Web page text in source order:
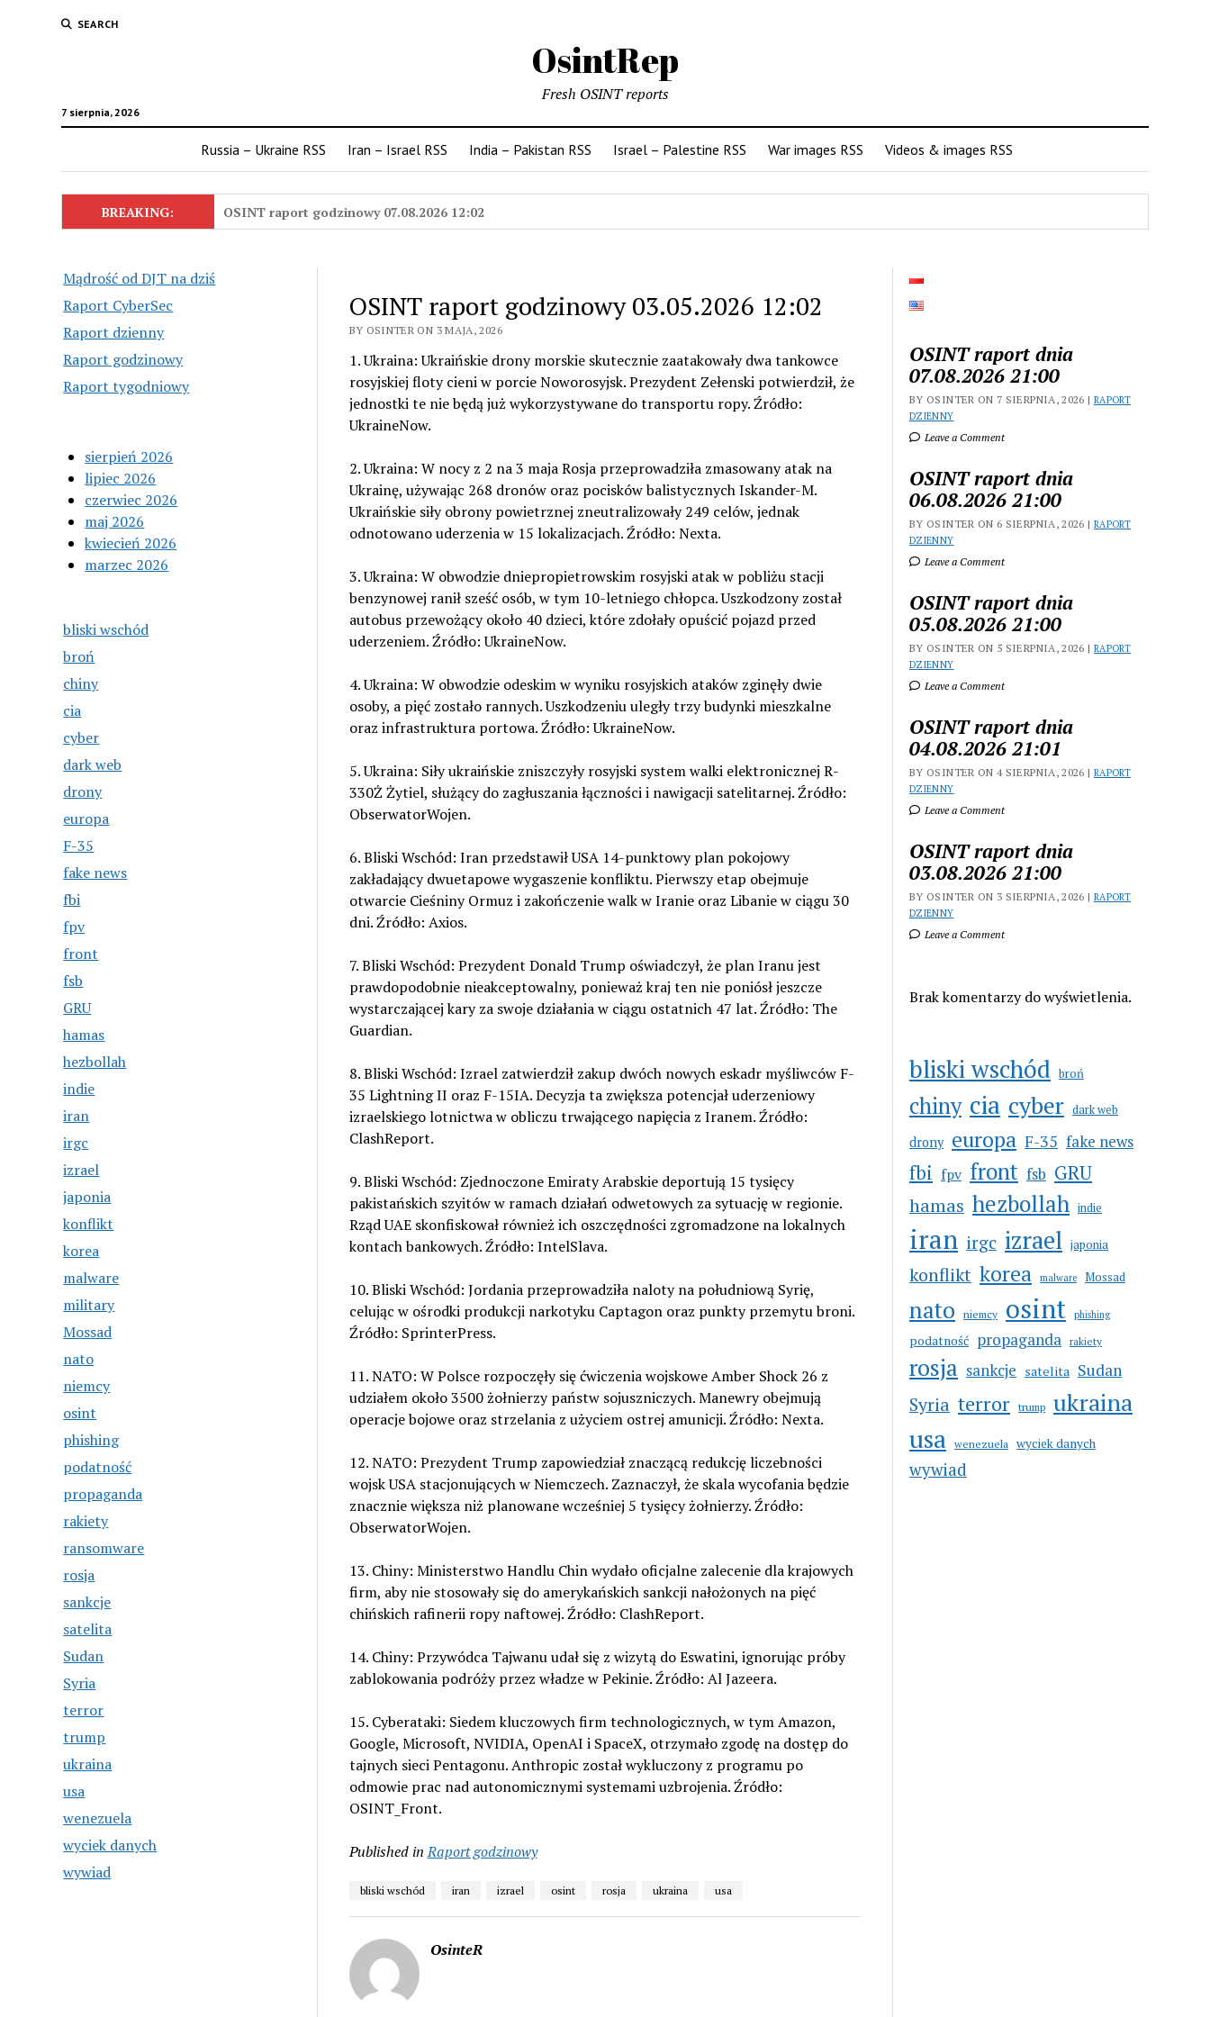
SEARCH
OsintRep
7 sierpnia, 2026
Fresh OSINT reports
Russia – Ukraine RSS Iran – Israel RSS India – Pakistan RSS Israel – Palestine RSS War images RSS Videos & images RSS
BREAKING: OSINT raport godzinowy 07.08.2026 12:02
Mądrość od DJT na dziś
Raport CyberSec
Raport dzienny
Raport godzinowy
Raport tygodniowy
sierpień 2026
lipiec 2026
czerwiec 2026
maj 2026
kwiecień 2026
marzec 2026
bliski wschód
broń
chiny
cia
cyber
dark web
drony
europa
F-35
fake news
fbi
fpv
front
fsb
GRU
hamas
hezbollah
indie
iran
irgc
izrael
japonia
konflikt
korea
malware
military
Mossad
nato
niemcy
osint
phishing
podatność
propaganda
rakiety
ransomware
rosja
sankcje
satelita
Sudan
Syria
terror
trump
ukraina
usa
wenezuela
wyciek danych
wywiad
OSINT raport godzinowy 03.05.2026 12:02
BY OSINTER ON 3 MAJA, 2026
1. Ukraina: Ukraińskie drony morskie skutecznie zaatakowały dwa tankowce
rosyjskiej floty cieni w porcie Noworosyjsk. Prezydent Zełenski potwierdził, że
jednostki te nie będą już wykorzystywane do transportu ropy. Źródło:
UkraineNow.
2. Ukraina: W nocy z 2 na 3 maja Rosja przeprowadziła zmasowany atak na
Ukrainę, używając 268 dronów oraz pocisków balistycznych Iskander-M.
Ukraińskie siły obrony powietrznej zneutralizowały 249 celów, jednak
odnotowano uderzenia w 15 lokalizacjach. Źródło: Nexta.
3. Ukraina: W obwodzie dniepropietrowskim rosyjski atak w pobliżu stacji
benzynowej ranił sześć osób, w tym 10-letniego chłopca. Uszkodzony został
autobus przewożący około 40 dzieci, które zdołały opuścić pojazd przed
uderzeniem. Źródło: UkraineNow.
4. Ukraina: W obwodzie odeskim w wyniku rosyjskich ataków zginęły dwie
osoby, a pięć zostało rannych. Uszkodzeniu uległy trzy budynki mieszkalne
oraz infrastruktura portowa. Źródło: UkraineNow.
5. Ukraina: Siły ukraińskie zniszczyły rosyjski system walki elektronicznej R-
330Ż Żytiel, służący do zagłuszania łączności i nawigacji satelitarnej. Źródło:
ObserwatorWojen.
6. Bliski Wschód: Iran przedstawił USA 14-punktowy plan pokojowy
zakładający dwuetapowe wygaszenie konfliktu. Pierwszy etap obejmuje
otwarcie Cieśniny Ormuz i zakończenie walk w Iranie oraz Libanie w ciągu 30
dni. Źródło: Axios.
7. Bliski Wschód: Prezydent Donald Trump oświadczył, że plan Iranu jest
prawdopodobnie nieakceptowalny, ponieważ kraj ten nie poniósł jeszcze
wystarczającej kary za swoje działania w ciągu ostatnich 47 lat. Źródło: The
Guardian.
8. Bliski Wschód: Izrael zatwierdził zakup dwóch nowych eskadr myśliwców F-
35 Lightning II oraz F-15IA. Decyzja ta zwiększa potencjał uderzeniowy
izraelskiego lotnictwa w obliczu trwającego napięcia z Iranem. Źródło:
ClashReport.
9. Bliski Wschód: Zjednoczone Emiraty Arabskie deportują 15 tysięcy
pakistańskich szyitów w ramach działań odwetowych za sytuację w regionie.
Rząd UAE skonfiskował również ich oszczędności zgromadzone na lokalnych
kontach bankowych. Źródło: IntelSlava.
10. Bliski Wschód: Jordania przeprowadziła naloty na południową Syrię,
celując w ośrodki produkcji narkotyku Captagon oraz punkty przemytu broni.
Źródło: SprinterPress.
11. NATO: W Polsce rozpoczęły się ćwiczenia wojskowe Amber Shock 26 z
udziałem około 3500 żołnierzy państw sojuszniczych. Manewry obejmują
operacje bojowe oraz strzelania z użyciem ostrej amunicji. Źródło: Nexta.
12. NATO: Prezydent Trump zapowiedział znaczącą redukcję liczebności
wojsk USA stacjonujących w Niemczech. Zaznaczył, że skala wycofania będzie
znacznie większa niż planowane wcześniej 5 tysięcy żołnierzy. Źródło:
ObserwatorWojen.
13. Chiny: Ministerstwo Handlu Chin wydało oficjalne zalecenie dla krajowych
firm, aby nie stosowały się do amerykańskich sankcji nałożonych na pięć
chińskich rafinerii ropy naftowej. Źródło: ClashReport.
14. Chiny: Przywódca Tajwanu udał się z wizytą do Eswatini, ignorując próby
zablokowania podróży przez władze w Pekinie. Źródło: Al Jazeera.
15. Cyberataki: Siedem kluczowych firm technologicznych, w tym Amazon,
Google, Microsoft, NVIDIA, OpenAI i SpaceX, otrzymało zgodę na dostęp do
tajnych sieci Pentagonu. Anthropic został wykluczony z programu po
odmowie prac nad autonomicznymi systemami uzbrojenia. Źródło:
OSINT_Front.
Published in Raport godzinowy
bliski wschód iran izrael osint rosja ukraina usa
OsinteR
OSINT raport dnia
07.08.2026 21:00
BY OSINTER ON 7 SIERPNIA, 2026 | RAPORT
DZIENNY
Leave a Comment
OSINT raport dnia
06.08.2026 21:00
BY OSINTER ON 6 SIERPNIA, 2026 | RAPORT
DZIENNY
Leave a Comment
OSINT raport dnia
05.08.2026 21:00
BY OSINTER ON 5 SIERPNIA, 2026 | RAPORT
DZIENNY
Leave a Comment
OSINT raport dnia
04.08.2026 21:01
BY OSINTER ON 4 SIERPNIA, 2026 | RAPORT
DZIENNY
Leave a Comment
OSINT raport dnia
03.08.2026 21:00
BY OSINTER ON 3 SIERPNIA, 2026 | RAPORT
DZIENNY
Leave a Comment
Brak komentarzy do wyświetlenia.
bliski wschód broń
chiny cia cyber dark web
drony europa F-35 fake news
fbi fpv front fsb GRU
hamas hezbollah indie
iran irgc izrael japonia
konflikt korea malware Mossad
nato niemcy osint phishing
podatność propaganda rakiety
rosja sankcje satelita Sudan
Syria terror trump ukraina
usa wenezuela wyciek danych
wywiad